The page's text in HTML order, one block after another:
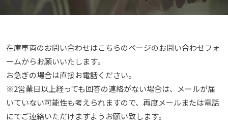
在庫車両のお問い合わせはこちらのページのお問い合わせフォ
ームからお願いいたします。
お急ぎの場合は直接お電話ください。
※2営業⽇以上経っても回答の連絡がない場合は、メールが届
いていない可能性も考えられますので、再度メールまたは電話
にてご連絡いただけますようお願い致します。